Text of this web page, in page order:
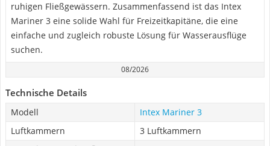
ruhigen Fließgewässern. Zusammenfassend ist das Intex
Mariner 3 eine solide Wahl für Freizeitkapitäne, die eine
einfache und zugleich robuste Lösung für Wasserausflüge
suchen.
08/2026
Technische Details
Modell
Intex Mariner 3
Luftkammern
3 Luftkammern